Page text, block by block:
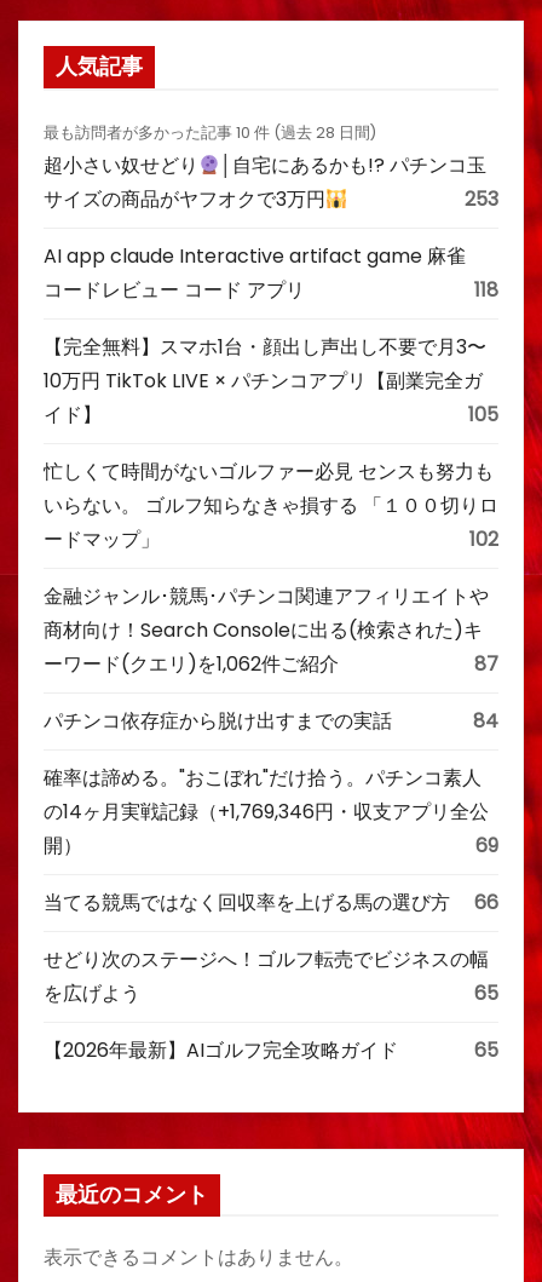
人気記事
最も訪問者が多かった記事 10 件 (過去 28 日間)
超小さい奴せどり
│自宅にあるかも!? パチンコ玉
サイズの商品がヤフオクで3万円
253
AI app claude Interactive artifact game 麻雀
コードレビュー コード アプリ
118
【完全無料】スマホ1台・顔出し声出し不要で月3〜
10万円 TikTok LIVE × パチンコアプリ【副業完全ガ
イド】
105
忙しくて時間がないゴルファー必見 センスも努力も
いらない。 ゴルフ知らなきゃ損する 「１００切りロ
ードマップ」
102
金融ジャンル･競馬･パチンコ関連アフィリエイトや
商材向け！Search Consoleに出る(検索された)キ
ーワード(クエリ)を1,062件ご紹介
87
パチンコ依存症から脱け出すまでの実話 84
確率は諦める。"おこぼれ"だけ拾う。パチンコ素人
の14ヶ月実戦記録（+1,769,346円・収支アプリ全公
開）
69
当てる競馬ではなく回収率を上げる馬の選び方 66
せどり次のステージへ！ゴルフ転売でビジネスの幅
を広げよう
65
【2026年最新】AIゴルフ完全攻略ガイド 65
最近のコメント
表示できるコメントはありません。